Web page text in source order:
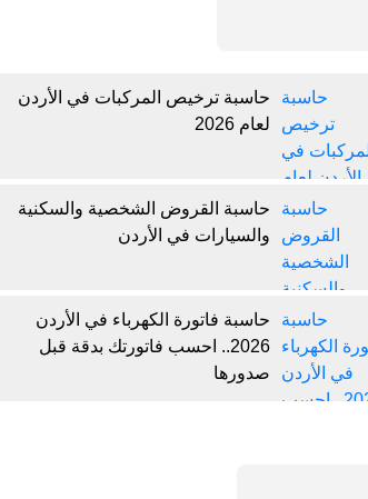
حاسبة ترخيص المركبات في الأردن
لعام 2026
حاسبة القروض الشخصية والسكنية
والسيارات في الأردن
حاسبة فاتورة الكهرباء في الأردن
2026.. احسب فاتورتك بدقة قبل
صدورها